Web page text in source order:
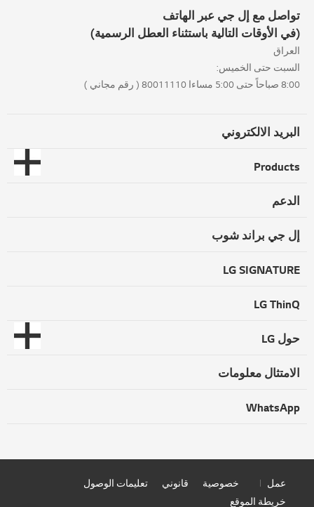
تواصل مع إل جي عبر الهاتف
(في الأوقات التالية باستثناء العطل الرسمية)
العراق
السبت حتى الخميس:
8:00 صباحاً حتى 5:00 مساءا 80011110 ( رقم مجاني )
البريد الالكتروني
Products
الدعم
إل جي براند شوب
LG SIGNATURE
LG ThinQ
حول LG
الامتثال معلومات
WhatsApp
عمل خصوصية قانوني
تعليمات الوصول
خريطة الموقع